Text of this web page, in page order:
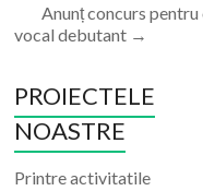
Anunț concurs
vocal debutant →
PROIECTELE
NOASTRE
Printre activitatile